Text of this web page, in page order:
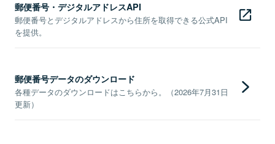
郵便番号・デジタルアドレスAPI
郵便番号とデジタルアドレスから住所を取得できる公式API
を提供。
郵便番号データのダウンロード
各種データのダウンロードはこちらから。（2026年7月31日
更新）